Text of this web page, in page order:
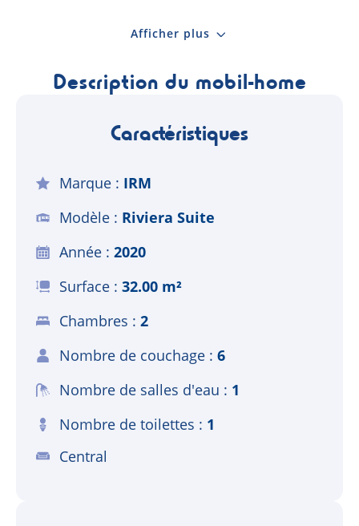
Afficher plus
Description du mobil-home
Caractéristiques
Marque
IRM
Modèle
Riviera Suite
Année
2020
Surface
32.00 m²
Chambres
2
Nombre de couchage
6
Nombre de salles d'eau
1
Nombre de toilettes
1
Central